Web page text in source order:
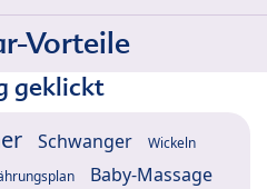
Vorteile
geklickt
Schwanger Wickeln
Baby-Massage